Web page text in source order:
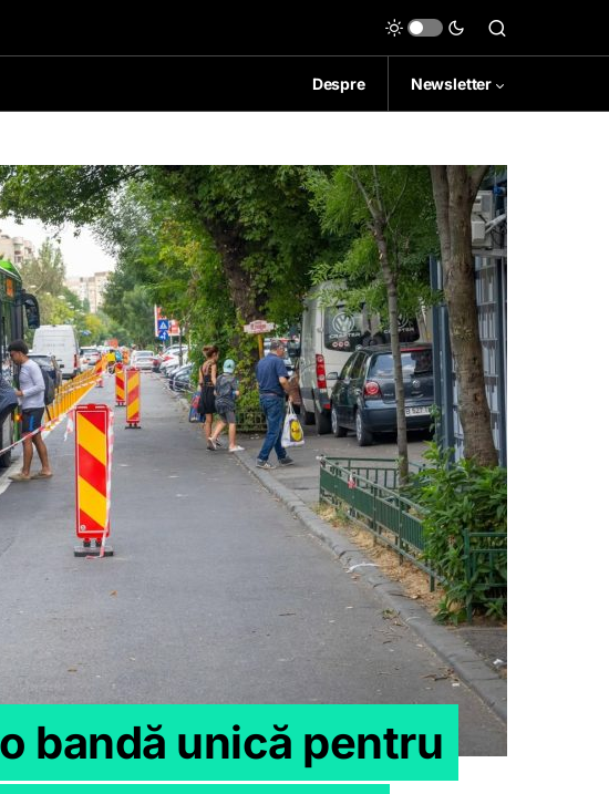
Despre Newsletter
bandă unică pentru